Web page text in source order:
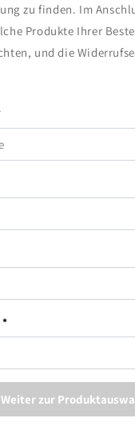
zu finden. Im
Produkte Ihrer
und die
*
Weiter zur